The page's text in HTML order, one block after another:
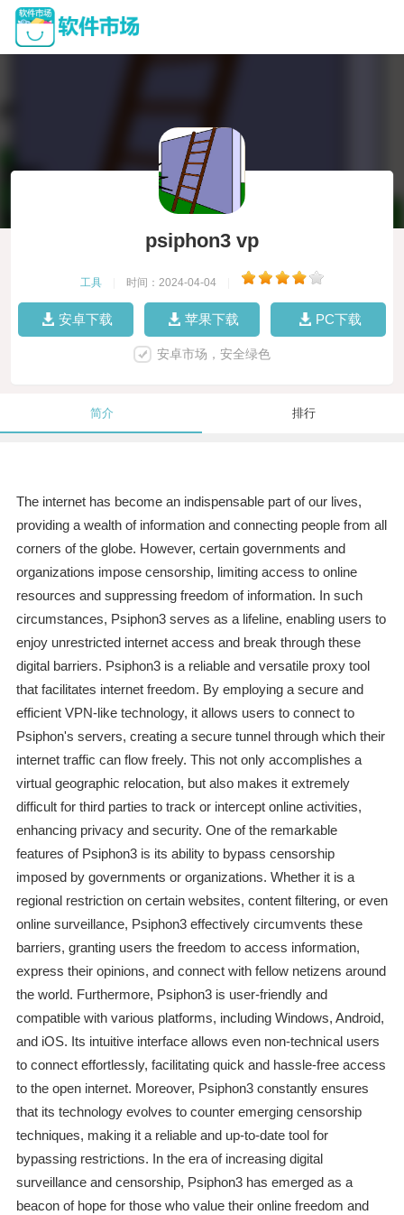
psiphon3 vp
工具 时间：2024-04-04
安卓下载 苹果下载 PC下载
安卓市场，安全绿色
简介 排行
The internet has become an indispensable part of our lives,
providing a wealth of information and connecting people from all
corners of the globe. However, certain governments and
organizations impose censorship, limiting access to online
resources and suppressing freedom of information. In such
circumstances, Psiphon3 serves as a lifeline, enabling users to
enjoy unrestricted internet access and break through these
digital barriers. Psiphon3 is a reliable and versatile proxy tool
that facilitates internet freedom. By employing a secure and
efficient VPN-like technology, it allows users to connect to
Psiphon's servers, creating a secure tunnel through which their
internet traffic can flow freely. This not only accomplishes a
virtual geographic relocation, but also makes it extremely
difficult for third parties to track or intercept online activities,
enhancing privacy and security. One of the remarkable
features of Psiphon3 is its ability to bypass censorship
imposed by governments or organizations. Whether it is a
regional restriction on certain websites, content filtering, or even
online surveillance, Psiphon3 effectively circumvents these
barriers, granting users the freedom to access information,
express their opinions, and connect with fellow netizens around
the world. Furthermore, Psiphon3 is user-friendly and
compatible with various platforms, including Windows, Android,
and iOS. Its intuitive interface allows even non-technical users
to connect effortlessly, facilitating quick and hassle-free access
to the open internet. Moreover, Psiphon3 constantly ensures
that its technology evolves to counter emerging censorship
techniques, making it a reliable and up-to-date tool for
bypassing restrictions. In the era of increasing digital
surveillance and censorship, Psiphon3 has emerged as a
beacon of hope for those who value their online freedom and